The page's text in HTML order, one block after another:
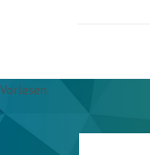
Vorlesen